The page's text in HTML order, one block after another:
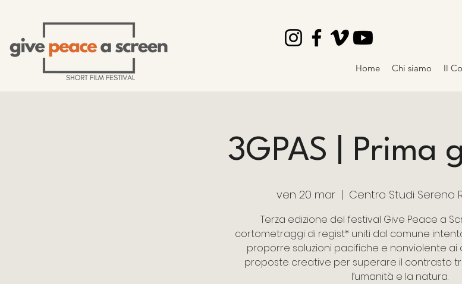
Home Chi siamo Il
3GPAS | Prima
ven 20 mar
  |
Centro Studi Sereno
Terza edizione del festival Give Peace a
cortometraggi di regist* uniti dal comune
proporre soluzioni pacifiche e nonviolente ai
proposte creative per superare il contrasto
l’umanità e la natura.